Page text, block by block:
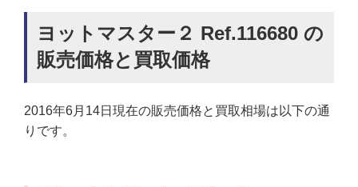
ヨットマスター２ Ref.116680 の
販売価格と買取価格
2016年6月14日現在の販売価格と買取相場は以下の通
りです。